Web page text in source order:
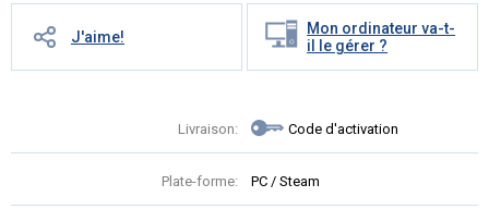
J'aime!
Mon ordinateur va-t-
il le gérer ?
Livraison: Code d'activation
Plate-forme: PC / Steam